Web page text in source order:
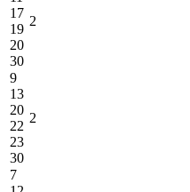
17
19
20
30
2
9
13
20
22
23
30
2
7